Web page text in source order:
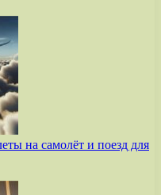
на самолёт и поезд для